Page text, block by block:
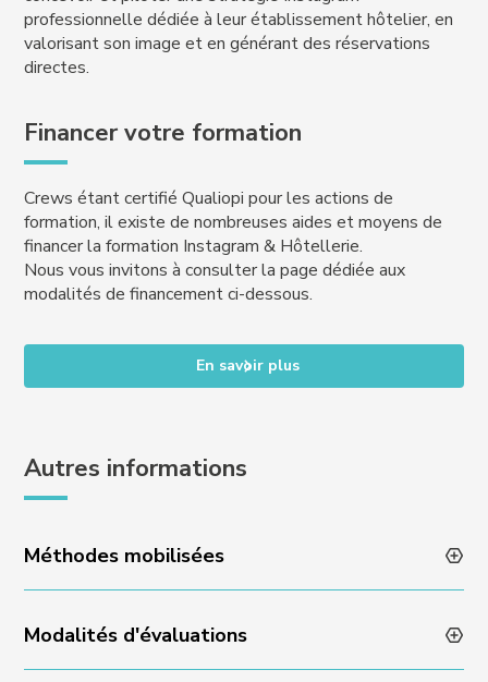
professionnelle dédiée à leur établissement hôtelier, en
valorisant son image et en générant des réservations
directes.
Financer votre formation
Crews étant certifié Qualiopi pour les actions de
formation, il existe de nombreuses aides et moyens de
financer la formation Instagram & Hôtellerie.
Nous vous invitons à consulter la page dédiée aux
modalités de financement ci-dessous.
En savoir plus
Autres informations
Méthodes mobilisées
Animation des formations par des professionnels en
activité
Modalités d'évaluations